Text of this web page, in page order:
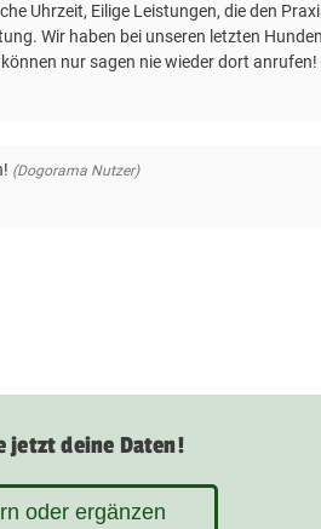
Uhrzeit, Eilige Leistungen, die den
Wir haben bei unseren letzten
nur sagen nie wieder dort anrufen!
(Dogorama Nutzer)
jetzt deine Daten!
oder ergänzen